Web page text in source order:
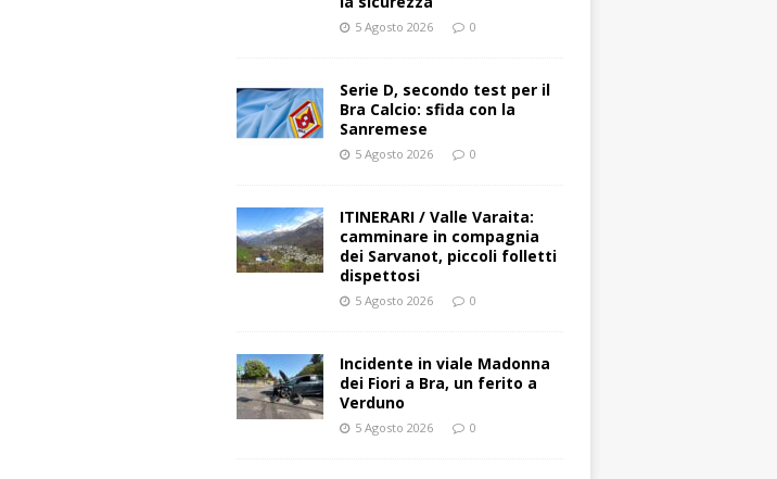
5 Agosto 2026 0
Serie D, secondo test per il
Bra Calcio: sfida con la
Sanremese
5 Agosto 2026 0
ITINERARI / Valle Varaita:
camminare in compagnia
dei Sarvanot, piccoli folletti
dispettosi
5 Agosto 2026 0
Incidente in viale Madonna
dei Fiori a Bra, un ferito a
Verduno
5 Agosto 2026 0